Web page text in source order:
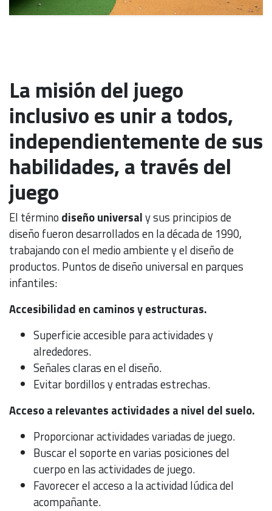
La misión del juego
inclusivo es unir a todos,
independientemente de sus
habilidades, a través del
juego
El término diseño universaly sus principios de
diseño fueron desarrollados en la década de 1990,
trabajando con el medio ambiente y el diseño de
productos. Puntos de diseño universal en parques
infantiles:
Accesibilidad en caminos y estructuras.
Superficie accesible para actividades y
alrededores.
Señales claras en el diseño.
Evitar bordillos y entradas estrechas.
Acceso a relevantes actividades a nivel del suelo.
Proporcionar actividades variadas de juego.
Buscar el soporte en varias posiciones del
cuerpo en las actividades de juego.
Favorecer el acceso a la actividad lúdica del
acompañante.